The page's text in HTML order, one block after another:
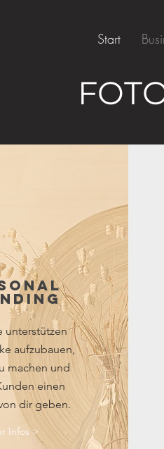
Start
unterstützen
aufzubauen,
machen und
einen
dir geben.
Infos >